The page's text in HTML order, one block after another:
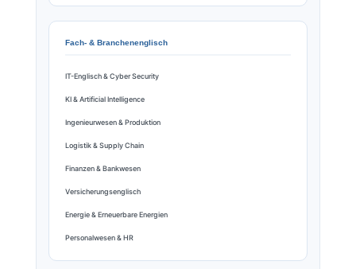
Fach- & Branchenenglisch
IT-Englisch & Cyber Security
KI & Artificial Intelligence
Ingenieurwesen & Produktion
Logistik & Supply Chain
Finanzen & Bankwesen
Versicherungsenglisch
Energie & Erneuerbare Energien
Personalwesen & HR